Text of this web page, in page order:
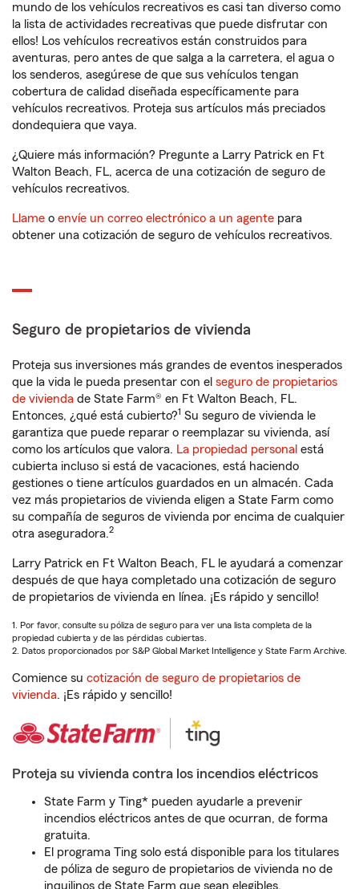
mundo de los vehículos recreativos es casi tan diverso como
la lista de actividades recreativas que puede disfrutar con
ellos! Los vehículos recreativos están construidos para
aventuras, pero antes de que salga a la carretera, el agua o
los senderos, asegúrese de que sus vehículos tengan
cobertura de calidad diseñada específicamente para
vehículos recreativos. Proteja sus artículos más preciados
dondequiera que vaya.
¿Quiere más información? Pregunte a Larry Patrick en Ft
Walton Beach, FL, acerca de una cotización de seguro de
vehículos recreativos.
Llame o envíe un correo electrónico a un agente para
obtener una cotización de seguro de vehículos recreativos.
Seguro de propietarios de vivienda
Proteja sus inversiones más grandes de eventos inesperados
que la vida le pueda presentar con el seguro de propietarios
de vivienda de State Farm® en Ft Walton Beach, FL.
Entonces, ¿qué está cubierto?1 Su seguro de vivienda le
garantiza que puede reparar o reemplazar su vivienda, así
como los artículos que valora. La propiedad personal está
cubierta incluso si está de vacaciones, está haciendo
gestiones o tiene artículos guardados en un almacén. Cada
vez más propietarios de vivienda eligen a State Farm como
su compañía de seguros de vivienda por encima de cualquier
otra aseguradora.2
Larry Patrick en Ft Walton Beach, FL le ayudará a comenzar
después de que haya completado una cotización de seguro
de propietarios de vivienda en línea. ¡Es rápido y sencillo!
1. Por favor, consulte su póliza de seguro para ver una lista completa de la
propiedad cubierta y de las pérdidas cubiertas.
2. Datos proporcionados por S&P Global Market Intelligence y State Farm Archive.
Comience su cotización de seguro de propietarios de
vivienda. ¡Es rápido y sencillo!
Proteja su vivienda contra los incendios eléctricos
State Farm y Ting* pueden ayudarle a prevenir
incendios eléctricos antes de que ocurran, de forma
gratuita.
El programa Ting solo está disponible para los titulares
de póliza de seguro de propietarios de vivienda no de
inquilinos de State Farm que sean elegibles.